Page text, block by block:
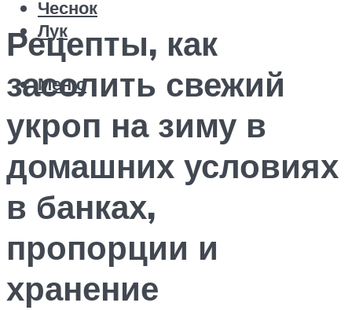
Чеснок
Лук
Меню
Рецепты, как
засолить свежий
укроп на зиму в
домашних условиях
в банках,
пропорции и
хранение